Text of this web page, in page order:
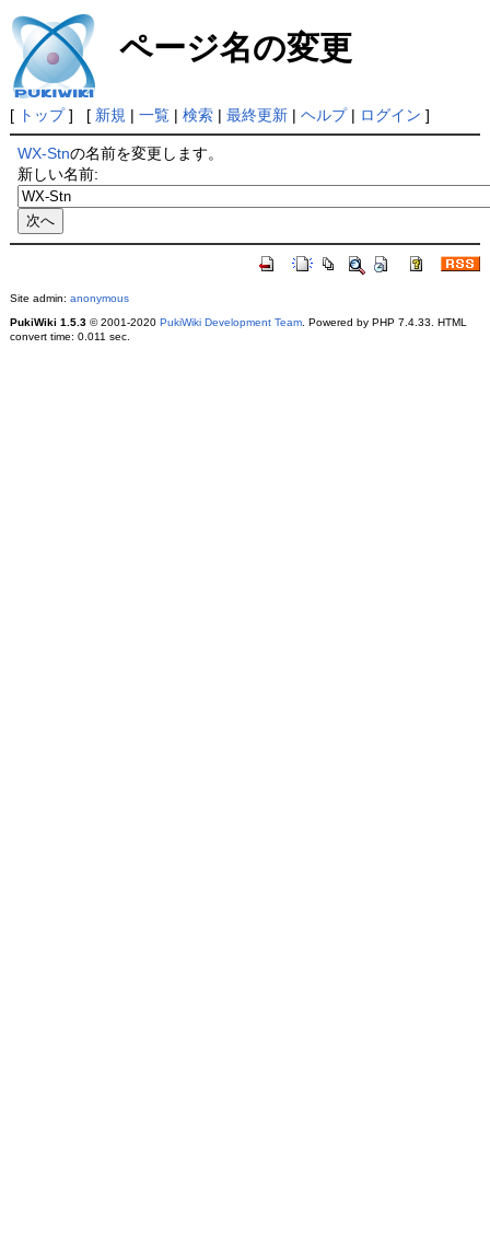
ページ名の変更
[ トップ] [ 新規 | 一覧| 検索| 最終更新| ヘルプ| ログイン ]
WX-Stnの名前を変更します。
新しい名前:
Site admin: anonymous
PukiWiki 1.5.3© 2001-2020 PukiWiki Development Team. Powered by PHP 7.4.33. HTML
convert time: 0.011 sec.